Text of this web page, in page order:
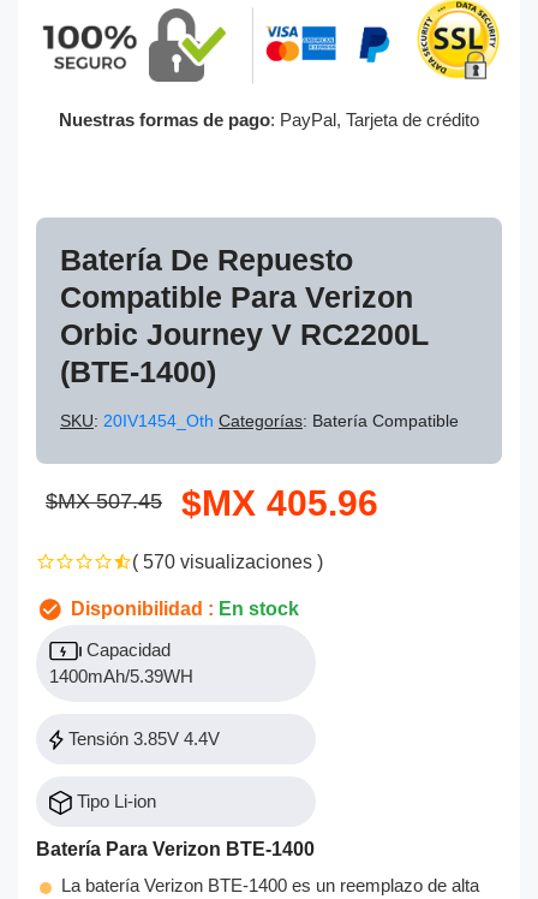
Nuestras formas de pago: PayPal, Tarjeta de crédito
Batería De Repuesto
Compatible Para Verizon
Orbic Journey V RC2200L
(BTE-1400)
SKU: 20IV1454_Oth Categorías: Batería Compatible
$MX 507.45 $MX 405.96
( 570 visualizaciones )
Disponibilidad : En stock
Capacidad
1400mAh/5.39WH
Tensión 3.85V 4.4V
Tipo Li-ion
Batería Para Verizon BTE-1400
La batería Verizon BTE-1400 es un reemplazo de alta